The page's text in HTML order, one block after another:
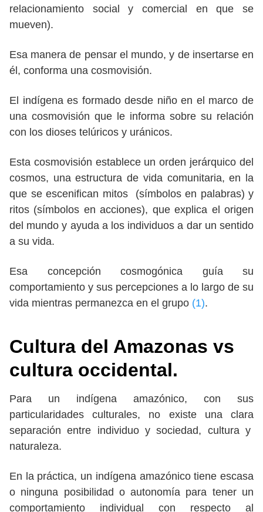
relacionamiento social y comercial en que se
mueven).
Esa manera de pensar el mundo, y de insertarse en
él, conforma una cosmovisión.
El indígena es formado desde niño en el marco de
una cosmovisión que le informa sobre su relación
con los dioses telúricos y uránicos.
Esta cosmovisión establece un orden jerárquico del
cosmos, una estructura de vida comunitaria, en la
que se escenifican mitos (símbolos en palabras) y
ritos (símbolos en acciones), que explica el origen
del mundo y ayuda a los individuos a dar un sentido
a su vida.
Esa concepción cosmogónica guía su
comportamiento y sus percepciones a lo largo de su
vida mientras permanezca en el grupo (1).
Cultura del Amazonas vs
cultura occidental.
Para un indígena amazónico, con sus
particularidades culturales, no existe una clara
separación entre individuo y sociedad, cultura y
naturaleza.
En la práctica, un indígena amazónico tiene escasa
o ninguna posibilidad o autonomía para tener un
comportamiento individual con respecto al